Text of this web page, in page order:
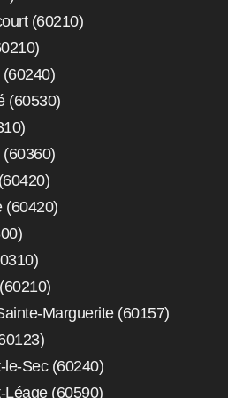
(60210)
(60530)
(60420)
Marguerite (60157)
le-Sec (60240)
Léage (60590)